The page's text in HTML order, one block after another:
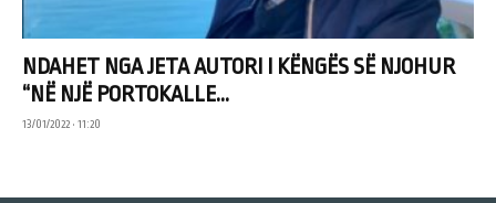
NDAHET NGA JETA AUTORI I KËNGËS SË NJOHUR
“NË NJË PORTOKALLE...
13/01/2022 • 11:20